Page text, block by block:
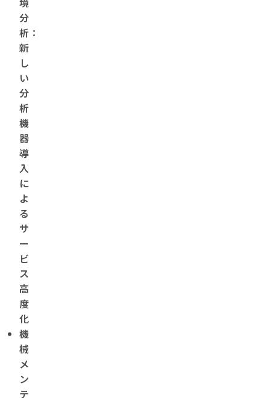
分
析：
新
し
い
分
析
機
器
導
入
に
よ
る
サ
ー
ビ
ス
高
度
化
機
械
メ
ン
テ